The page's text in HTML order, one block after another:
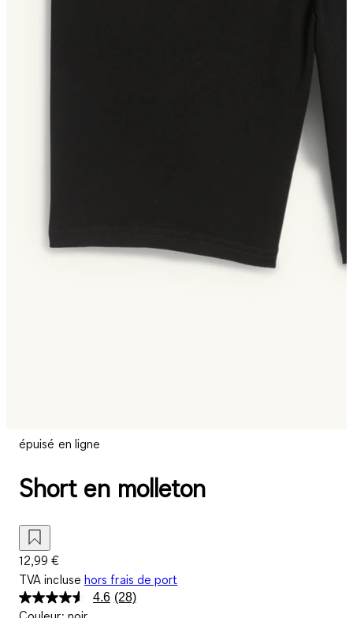
épuisé en ligne
Short en molleton
12,99 €
TVA incluse hors frais de port
4.6 Lire
(28)